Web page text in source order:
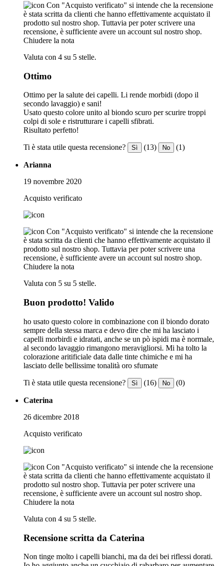
Con "Acquisto verificato" si intende che la recensione
è stata scritta da clienti che hanno effettivamente acquistato il
prodotto sul nostro shop. Tuttavia per poter scrivere una
recensione, è sufficiente avere un account sul nostro shop.
Chiudere la nota
Valuta con 4 su 5 stelle.
Ottimo
Ottimo per la salute dei capelli. Li rende morbidi (dopo il
secondo lavaggio) e sani!
Usato questo colore unito al biondo scuro per scurire troppi
colpi di sole e ristrutturare i capelli sfibrati.
Risultato perfetto!
Ti è stata utile questa recensione? Sì (13) No (1)
Arianna
19 novembre 2020
Acquisto verificato
Con "Acquisto verificato" si intende che la recensione
è stata scritta da clienti che hanno effettivamente acquistato il
prodotto sul nostro shop. Tuttavia per poter scrivere una
recensione, è sufficiente avere un account sul nostro shop.
Chiudere la nota
Valuta con 5 su 5 stelle.
Buon prodotto! Valido
ho usato questo colore in combinazione con il biondo dorato
sempre della stessa marca e devo dire che mi ha lasciato i
capelli morbirdi e idratati, anche se un pò ispidi ma è normale,
al secondo lavaggio rimangono meravigliorsi. Mi ha tolto la
colorazione aritificiale data dalle tinte chimiche e mi ha
lasciato delle bellissime tonalità oro sfumate
Ti è stata utile questa recensione? Sì (16) No (0)
Caterina
26 dicembre 2018
Acquisto verificato
Con "Acquisto verificato" si intende che la recensione
è stata scritta da clienti che hanno effettivamente acquistato il
prodotto sul nostro shop. Tuttavia per poter scrivere una
recensione, è sufficiente avere un account sul nostro shop.
Chiudere la nota
Valuta con 4 su 5 stelle.
Recensione scritta da Caterina
Non tinge molto i capelli bianchi, ma da dei bei riflessi dorati.